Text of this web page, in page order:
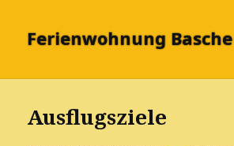
Ferienwohnung Basche
Ausflugsziele